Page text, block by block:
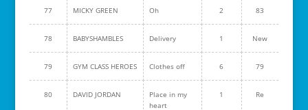
77 MICKY GREEN Oh 2 83
78 BABYSHAMBLES Delivery 1 New
79 GYM CLASS HEROES Clothes off 6 79
80 DAVID JORDAN
Place in my
heart
1 Re